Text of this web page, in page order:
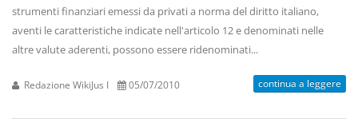
strumenti finanziari emessi da privati a norma del diritto italiano,
aventi le caratteristiche indicate nell'articolo 12 e denominati nelle
altre valute aderenti, possono essere ridenominati...
Redazione WikiJus I 05/07/2010 continua a leggere